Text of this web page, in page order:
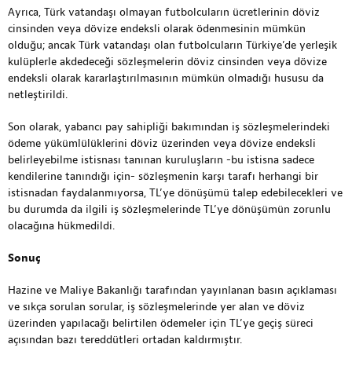
Ayrıca, Türk vatandaşı olmayan futbolcuların ücretlerinin döviz
cinsinden veya dövize endeksli olarak ödenmesinin mümkün
olduğu; ancak Türk vatandaşı olan futbolcuların Türkiye’de yerleşik
kulüplerle akdedeceği sözleşmelerin döviz cinsinden veya dövize
endeksli olarak kararlaştırılmasının mümkün olmadığı hususu da
netleştirildi.
Son olarak, yabancı pay sahipliği bakımından iş sözleşmelerindeki
ödeme yükümlülüklerini döviz üzerinden veya dövize endeksli
belirleyebilme istisnası tanınan kuruluşların -bu istisna sadece
kendilerine tanındığı için- sözleşmenin karşı tarafı herhangi bir
istisnadan faydalanmıyorsa, TL’ye dönüşümü talep edebilecekleri ve
bu durumda da ilgili iş sözleşmelerinde TL’ye dönüşümün zorunlu
olacağına hükmedildi.
Sonuç
Hazine ve Maliye Bakanlığı tarafından yayınlanan basın açıklaması
ve sıkça sorulan sorular, iş sözleşmelerinde yer alan ve döviz
üzerinden yapılacağı belirtilen ödemeler için TL’ye geçiş süreci
açısından bazı tereddütleri ortadan kaldırmıştır.